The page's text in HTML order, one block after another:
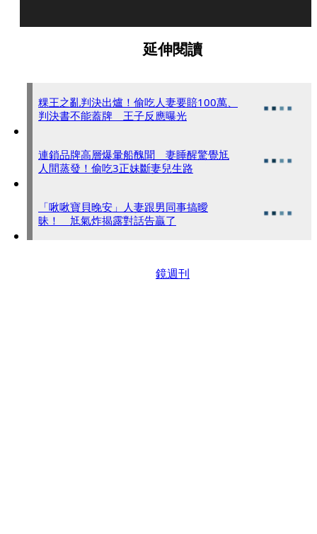
延伸閱讀
粿王之亂判決出爐！偷吃人妻要賠100萬、
判決書不能蓋牌 王子反應曝光
連鎖品牌高層爆暈船醜聞 妻睡醒驚覺尪
人間蒸發！偷吃3正妹斷妻兒生路
「啾啾寶貝晚安」人妻跟男同事搞曖
昧！ 尪氣炸揭露對話告贏了
鏡週刊